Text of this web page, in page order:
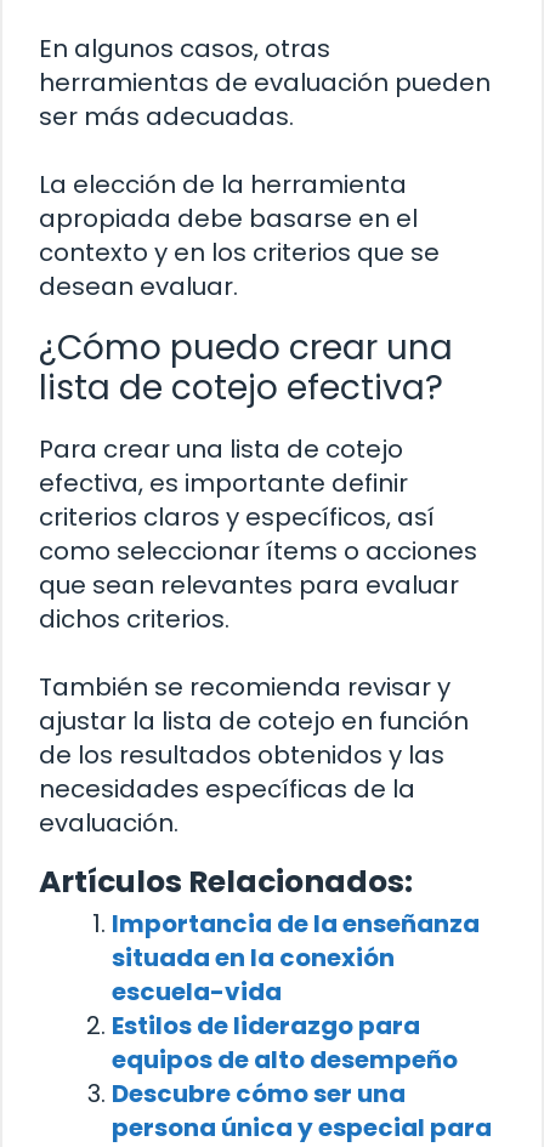
En algunos casos, otras
herramientas de evaluación pueden
ser más adecuadas.
La elección de la herramienta
apropiada debe basarse en el
contexto y en los criterios que se
desean evaluar.
¿Cómo puedo crear una
lista de cotejo efectiva?
Para crear una lista de cotejo
efectiva, es importante definir
criterios claros y específicos, así
como seleccionar ítems o acciones
que sean relevantes para evaluar
dichos criterios.
También se recomienda revisar y
ajustar la lista de cotejo en función
de los resultados obtenidos y las
necesidades específicas de la
evaluación.
Artículos Relacionados:
Importancia de la enseñanza
situada en la conexión
escuela-vida
Estilos de liderazgo para
equipos de alto desempeño
Descubre cómo ser una
persona única y especial para